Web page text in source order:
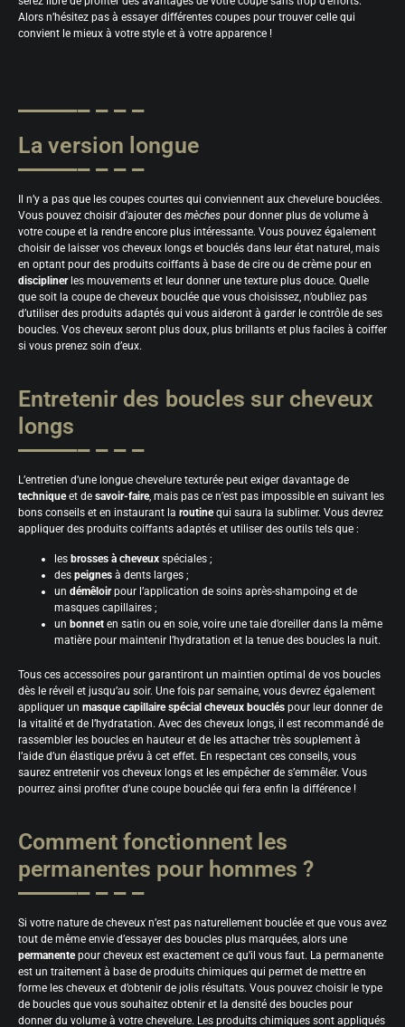
Alors n’hésitez pas à essayer différentes coupes pour trouver celle qui
convient le mieux à votre style et à votre apparence !
La version longue
Il n’y a pas que les coupes courtes qui conviennent aux chevelure bouclées.
Vous pouvez choisir d’ajouter des mèches pour donner plus de volume à
votre coupe et la rendre encore plus intéressante. Vous pouvez également
choisir de laisser vos cheveux longs et bouclés dans leur état naturel, mais
en optant pour des produits coiffants à base de cire ou de crème pour en
discipliner les mouvements et leur donner une texture plus douce. Quelle
que soit la coupe de cheveux bouclée que vous choisissez, n’oubliez pas
d’utiliser des produits adaptés qui vous aideront à garder le contrôle de ses
boucles. Vos cheveux seront plus doux, plus brillants et plus faciles à coiffer
si vous prenez soin d’eux.
Entretenir des boucles sur cheveux
longs
L’entretien d’une longue chevelure texturée peut exiger davantage de
techniqueet de savoir-faire, mais pas ce n’est pas impossible en suivant les
bons conseils et en instaurant la routinequi saura la sublimer. Vous devrez
appliquer des produits coiffants adaptés et utiliser des outils tels que :
les brosses à cheveux spéciales ;
des peignes à dents larges ;
un démêloirpour l’application de soins après-shampoing et de
masques capillaires ;
un bonnet en satin ou en soie, voire une taie d’oreiller dans la même
matière pour maintenir l’hydratation et la tenue des boucles la nuit.
Tous ces accessoires pour garantiront un maintien optimal de vos boucles
dès le réveil et jusqu’au soir. Une fois par semaine, vous devrez également
appliquer un masque capillaire spécial cheveux bouclés pour leur donner de
la vitalité et de l’hydratation. Avec des cheveux longs, il est recommandé de
rassembler les boucles en hauteur et de les attacher très souplement à
l’aide d’un élastique prévu à cet effet. En respectant ces conseils, vous
saurez entretenir vos cheveux longs et les empêcher de s’emmêler. Vous
pourrez ainsi profiter d’une coupe bouclée qui fera enfin la différence !
Comment fonctionnent les
permanentes pour hommes ?
Si votre nature de cheveux n’est pas naturellement bouclée et que vous avez
tout de même envie d’essayer des boucles plus marquées, alors une
permanentepour cheveux est exactement ce qu’il vous faut. La permanente
est un traitement à base de produits chimiques qui permet de mettre en
forme les cheveux et d’obtenir de jolis résultats. Vous pouvez choisir le type
de boucles que vous souhaitez obtenir et la densité des boucles pour
donner du volume à votre chevelure. Les produits chimiques sont appliqués